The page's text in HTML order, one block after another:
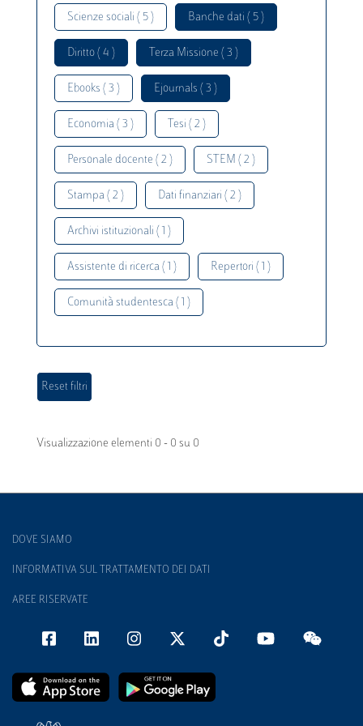
Scienze sociali ( 5 ) Banche dati ( 5 )
Diritto ( 4 ) Terza Missione ( 3 )
Ebooks ( 3 ) Ejournals ( 3 )
Economia ( 3 ) Tesi ( 2 )
Personale docente ( 2 ) STEM ( 2 )
Stampa ( 2 ) Dati finanziari ( 2 )
Archivi istituzionali ( 1 )
Assistente di ricerca ( 1 ) Repertori ( 1 )
Comunità studentesca ( 1 )
Visualizzazione elementi 0 - 0 su 0
DOVE SIAMO
INFORMATIVA SUL TRATTAMENTO DEI DATI
AREE RISERVATE